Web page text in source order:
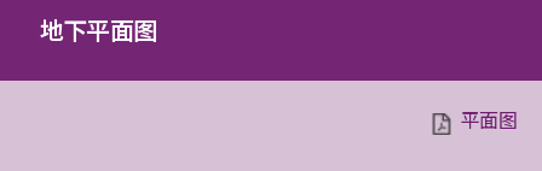
地下平面图
平面图